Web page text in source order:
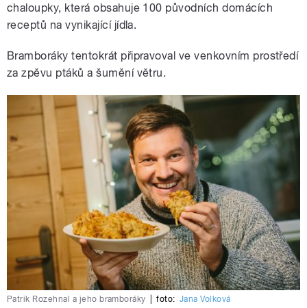
chaloupky, která obsahuje 100 původních domácích
receptů na vynikající jídla.
Bramboráky tentokrát připravoval ve venkovním prostředí
za zpěvu ptáků a šumění větru.
Patrik Rozehnal a jeho bramboráky foto: Jana Volková